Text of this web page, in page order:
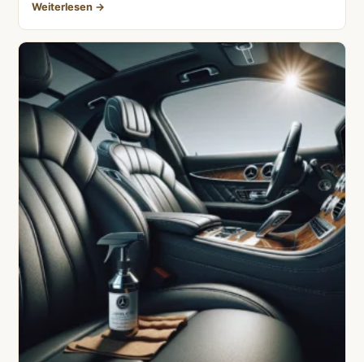
Weiterlesen →